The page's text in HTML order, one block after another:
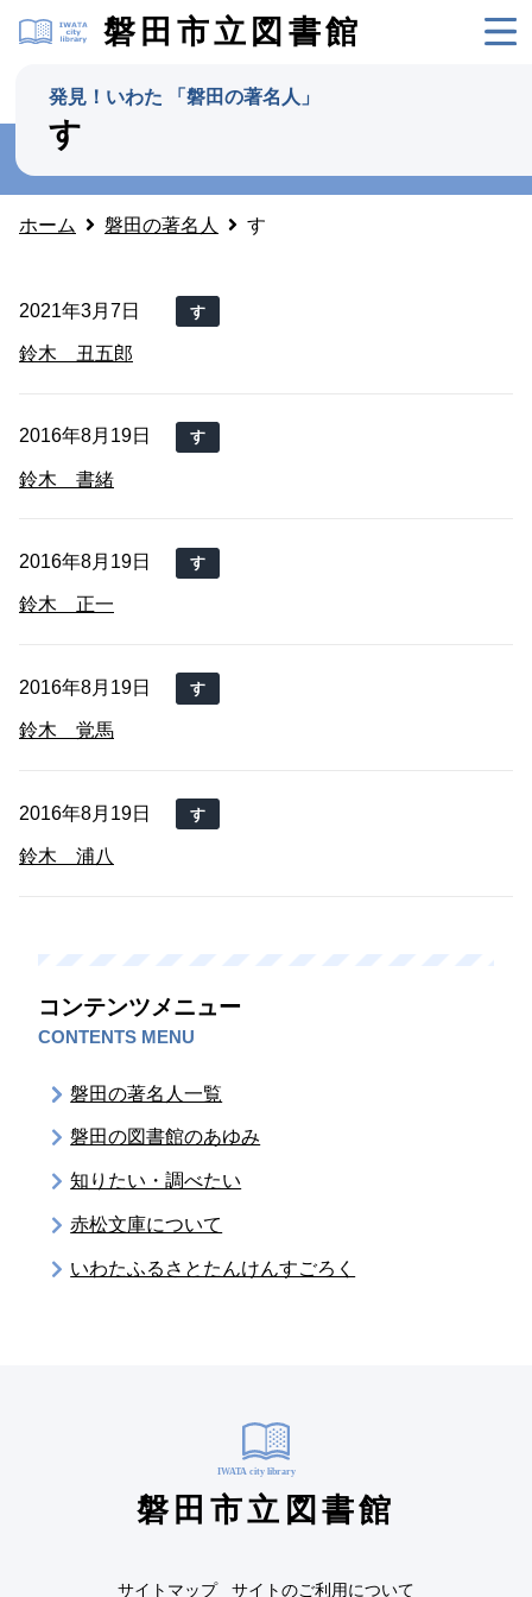
磐田市立図書館
発見！いわた 「磐田の著名人」
す
ホーム 磐田の著名人 す
2021年3月7日 す
鈴木 丑五郎
2016年8月19日 す
鈴木 書緒
2016年8月19日 す
鈴木 正一
2016年8月19日 す
鈴木 覚馬
2016年8月19日 す
鈴木 浦八
コンテンツメニュー
CONTENTS MENU
磐田の著名人一覧
磐田の図書館のあゆみ
知りたい・調べたい
赤松文庫について
いわたふるさとたんけんすごろく
磐田市立図書館
サイトマップ サイトのご利用について